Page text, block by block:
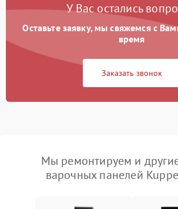
У Вас остались
Оставьте заявку, мы свяжемся с
время
Заказать звонок
Мы ремонтируем и
варочных панелей